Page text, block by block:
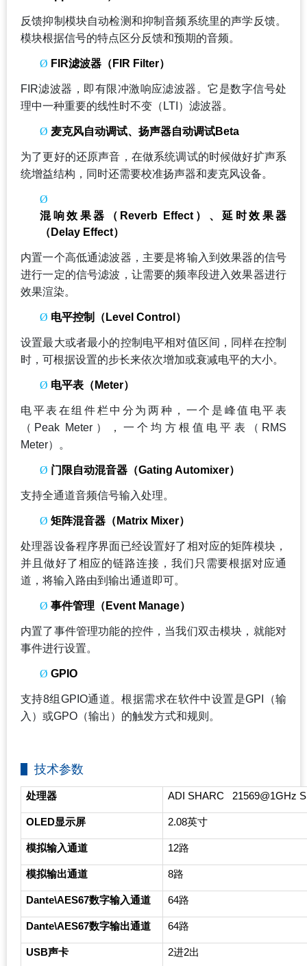
反馈抑制模块自动检测和抑制音频系统里的声学反馈。
模块根据信号的特点区分反馈和预期的音频。
Ø FIR滤波器（FIR Filter）
FIR滤波器，即有限冲激响应滤波器。它是数字信号处
理中一种重要的线性时不变（LTI）滤波器。
Ø 麦克风自动调试、扬声器自动调试Beta
为了更好的还原声音，在做系统调试的时候做好扩声系
统增益结构，同时还需要校准扬声器和麦克风设备。
Ø
混响效果器（Reverb Effect）、延时效果器
（Delay Effect）
内置一个高低通滤波器，主要是将输入到效果器的信号
进行一定的信号滤波，让需要的频率段进入效果器进行
效果渲染。
Ø 电平控制（Level Control）
设置最大或者最小的控制电平相对值区间，同样在控制
时，可根据设置的步长来依次增加或衰减电平的大小。
Ø 电平表（Meter）
电平表在组件栏中分为两种，一个是峰值电平表
（Peak Meter），一个均方根值电平表（RMS
Meter）。
Ø 门限自动混音器（Gating Automixer）
支持全通道音频信号输入处理。
Ø 矩阵混音器（Matrix Mixer）
处理器设备程序界面已经设置好了相对应的矩阵模块，
并且做好了相应的链路连接，我们只需要根据对应通
道，将输入路由到输出通道即可。
Ø 事件管理（Event Manage）
内置了事件管理功能的控件，当我们双击模块，就能对
事件进行设置。
Ø GPIO
支持8组GPIO通道。根据需求在软件中设置是GPI（输
入）或GPO（输出）的触发方式和规则。
技术参数
处理器 ADI SHARC 21569@1GHz
OLED显示屏 2.08英寸
模拟输入通道 12路
模拟输出通道 8路
Dante\AES67数字输入通道 64路
Dante\AES67数字输出通道 64路
USB声卡 2进2出